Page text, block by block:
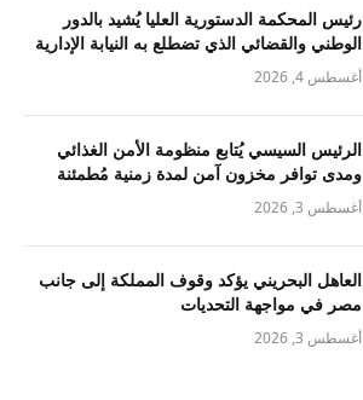
رئيس المحكمة الدستورية العليا يُشيد بالدور
الوطني والقضائي الذي تضطلع به النيابة الإدارية
أغسطس 4, 2026
الرئيس السيسي يُتابع منظومة الأمن الغذائي
ومدى توافر مخزون آمن لمدة زمنية مُطمئنة
أغسطس 3, 2026
العاهل البحريني يؤكد وقوف المملكة إلى جانب
مصر في مواجهة التحديات
أغسطس 3, 2026